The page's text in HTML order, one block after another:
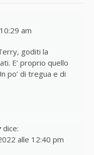
am
goditi la
E’ proprio quello
po’ di tregua e di
dice:
alle 12:40 pm